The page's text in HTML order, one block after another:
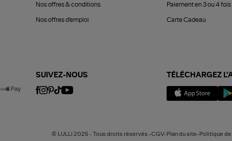
Nos offres & conditions
Nos offres d'emploi
Paiement en 3 ou 4 fois
Carte Cadeau
SUIVEZ-NOUS TÉLÉCHARGEZ
© LULLI 2025 - Tous droits réservés -CGV-Plan du site-Politique